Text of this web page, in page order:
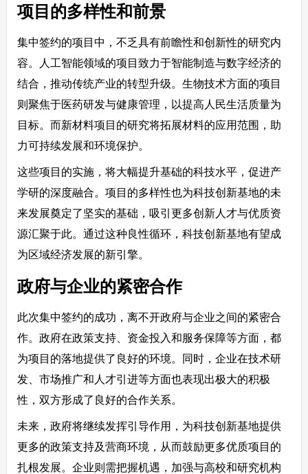
项目的多样性和前景
集中签约的项目中，不乏具有前瞻性和创新性的研究内
容。人工智能领域的项目致力于智能制造与数字经济的
结合，推动传统产业的转型升级。生物技术方面的项目
则聚焦于医药研发与健康管理，以提高人民生活质量为
目标。而新材料项目的研究将拓展材料的应用范围，助
力可持续发展和环境保护。
这些项目的实施，将大幅提升基础的科技水平，促进产
学研的深度融合。项目的多样性也为科技创新基地的未
来发展奠定了坚实的基础，吸引更多创新人才与优质资
源汇聚于此。通过这种良性循环，科技创新基地有望成
为区域经济发展的新引擎。
政府与企业的紧密合作
此次集中签约的成功，离不开政府与企业之间的紧密合
作。政府在政策支持、资金投入和服务保障等方面，都
为项目的落地提供了良好的环境。同时，企业在技术研
发、市场推广和人才引进等方面也表现出极大的积极
性，双方形成了良好的合作关系。
未来，政府将继续发挥引导作用，为科技创新基地提供
更多的政策支持及营商环境，从而鼓励更多优质项目的
扎根发展。企业则需把握机遇，加强与高校和研究机构